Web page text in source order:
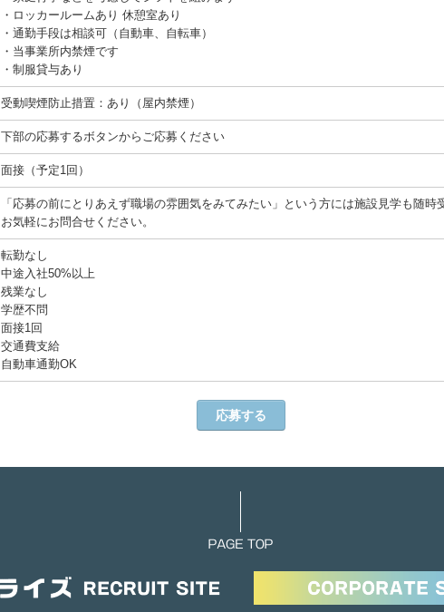
・ロッカールームあり 休憩室あり
・通勤手段は相談可（自動車、自転車）
・当事業所内禁煙です
・制服貸与あり
受動喫煙防止措置：あり（屋内禁煙）
下部の応募するボタンからご応募ください
面接（予定1回）
「応募の前にとりあえず職場の雰囲気をみてみたい」という方には施設見学も随時
お気軽にお問合せください。
転勤なし
中途入社50%以上
残業なし
学歴不問
面接1回
交通費支給
自動車通勤OK
応募する